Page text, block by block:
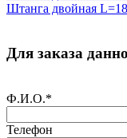
Штанга двойная
Для заказа
Ф.И.О.*
Телефон